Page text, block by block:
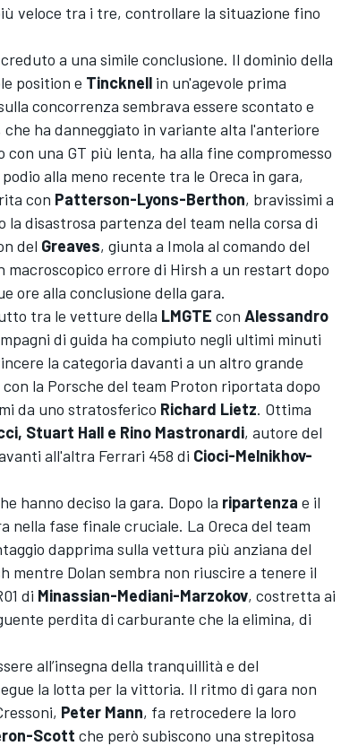
veloce tra i tre, controllare la situazione fino
a una simile conclusione. Il dominio della
position e Tincknell in un'agevole prima
concorrenza sembrava essere scontato e
che ha danneggiato in variante alta l'anteriore
una GT più lenta, ha alla fine compromesso
alla meno recente tra le Oreca in gara,
con Patterson-Lyons-Berthon, bravissimi a
disastrosa partenza del team nella corsa di
del Greaves, giunta a Imola al comando del
errore di Hirsh a un restart dopo
ore alla conclusione della gara.
tra le vetture della LMGTE con Alessandro
di guida ha compiuto negli ultimi minuti
la categoria davanti a un altro grande
con la Porsche del team Proton riportata dopo
da uno stratosferico Richard Lietz. Ottima
Stuart Hall e Rino Mastronardi, autore del
all'altra Ferrari 458 di Cioci-Melnikhov-
hanno deciso la gara. Dopo la ripartenza e il
nella fase finale cruciale. La Oreca del team
dapprima sulla vettura più anziana del
mentre Dolan sembra non riuscire a tenere il
di Minassian-Mediani-Marzokov, costretta ai
perdita di carburante che la elimina, di
all’insegna della tranquillità e del
la lotta per la vittoria. Il ritmo di gara non
Peter Mann, fa retrocedere la loro
Scott che però subiscono una strepitosa